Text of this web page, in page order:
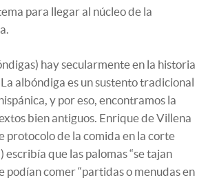
para llegar al núcleo de la
hay secularmente en la historia
albóndiga es un sustento tradicional
y por eso, encontramos la
bien antiguos. Enrique de Villena
protocolo de la comida en la corte
escribía que las palomas “se tajan
podían comer “partidas o menudas en